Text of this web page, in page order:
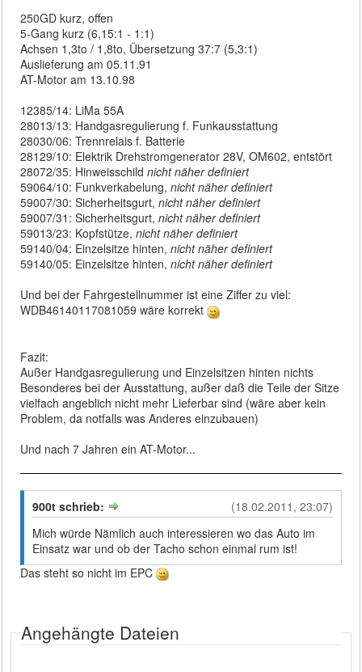
250GD kurz, offen
5-Gang kurz (6,15:1 - 1:1)
Achsen 1,3to / 1,8to, Übersetzung 37:7 (5,3:1)
Auslieferung am 05.11.91
AT-Motor am 13.10.98
12385/14: LiMa 55A
28013/13: Handgasregulierung f. Funkausstattung
28030/06: Trennrelais f. Batterie
28129/10: Elektrik Drehstromgenerator 28V, OM602, entstört
28072/35: Hinweisschildnicht näher definiert
59064/10: Funkverkabelung,nicht näher definiert
59007/30: Sicherheitsgurt,nicht näher definiert
59007/31: Sicherheitsgurt,nicht näher definiert
59013/23: Kopfstütze,nicht näher definiert
59140/04: Einzelsitze hinten,nicht näher definiert
59140/05: Einzelsitze hinten,nicht näher definiert
Und bei der Fahrgestellnummer ist eine Ziffer zu viel:
WDB46140117081059 wäre korrekt
Fazit:
Außer Handgasregulierung und Einzelsitzen hinten nichts
Besonderes bei der Ausstattung, außer daß die Teile der Sitze
vielfach angeblich nicht mehr Lieferbar sind (wäre aber kein
Problem, da notfalls was Anderes einzubauen)
Und nach 7 Jahren ein AT-Motor...
(18.02.2011, 23:07)
900t schrieb:
Mich würde Nämlich auch interessieren wo das Auto im
Einsatz war und ob der Tacho schon einmal rum ist!
Das steht so nicht im EPC
Angehängte Dateien